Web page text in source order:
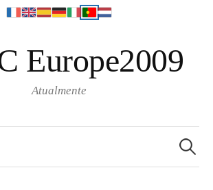
Europe2009
Atualmente
e
a